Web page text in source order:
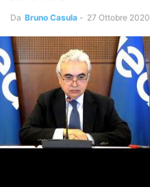
Da Bruno Casula - 27 Ottobre 2020